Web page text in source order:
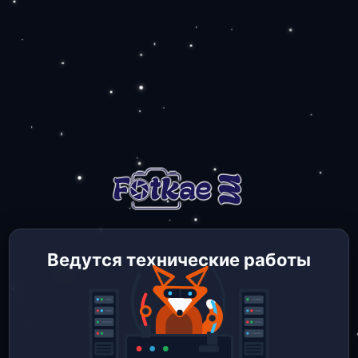
Ведутся технические работы